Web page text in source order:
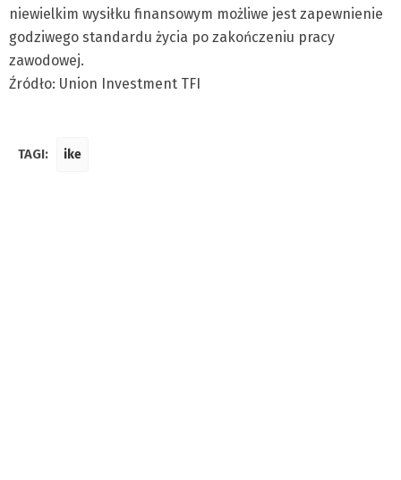
niewielkim wysiłku finansowym możliwe jest zapewnienie
godziwego standardu życia po zakończeniu pracy
zawodowej.
Źródło: Union Investment TFI
TAGI: ike